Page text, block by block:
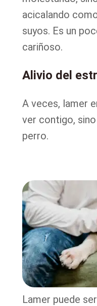
acicalando
suyos. Es un
cariñoso.
Alivio del
A veces, lamer
ver contigo,
perro.
Lamer puede